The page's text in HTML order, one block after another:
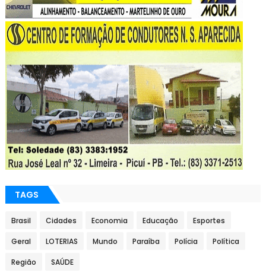
TAGS
Brasil Cidades Economia Educação Esportes
Geral LOTERIAS Mundo Paraíba Polícia Política
Região SAÚDE